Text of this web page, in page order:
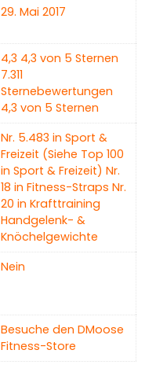
29. Mai 2017
4,3 4,3 von 5 Sternen
7.311
Sternebewertungen
4,3 von 5 Sternen
Nr. 5.483 in Sport &
Freizeit (Siehe Top 100
in Sport & Freizeit) Nr.
18 in Fitness-Straps Nr.
20 in Krafttraining
Handgelenk- &
Knöchelgewichte
‎Nein
Besuche den DMoose
Fitness-Store